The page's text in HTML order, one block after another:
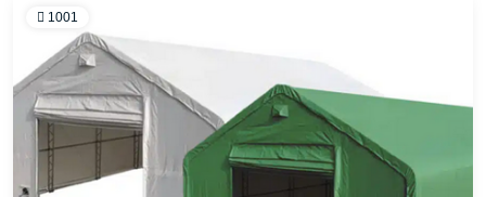
Když se k tomu přidá atraktivní lokalita, moderní architektura a
příjemný standard bydlení, vzniká ideální domov pro jednotlivce i
rodiny.
1001